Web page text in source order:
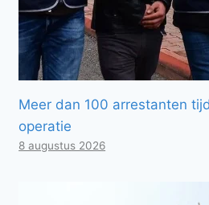
Meer dan 100 arrestanten
operatie
8 augustus 2026